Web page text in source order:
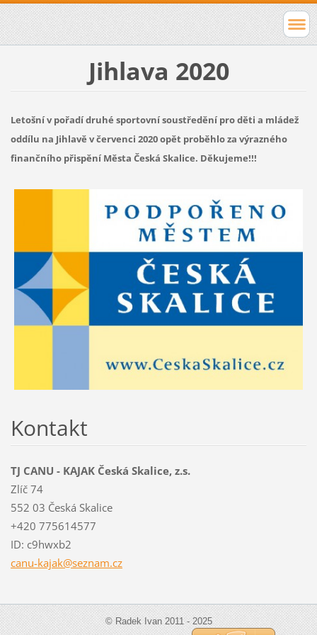
Jihlava 2020
Letošní v pořadí druhé sportovní soustředění pro děti a mládež
oddílu na Jihlavě v červenci 2020 opět proběhlo za výrazného
finančního přispění Města Česká Skalice. Děkujeme!!!
Kontakt
TJ CANU - KAJAK Česká Skalice, z.s.
Zlíč 74
552 03 Česká Skalice
+420 775614577
ID: c9hwxb2
canu-kajak@seznam.cz
© Radek Ivan 2011 - 2025